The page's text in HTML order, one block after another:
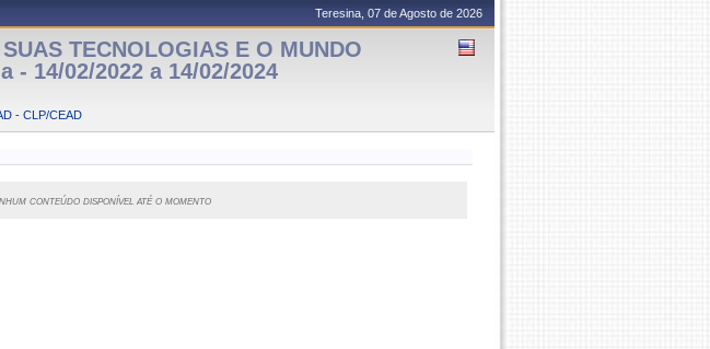
Teresina, 07 de Agosto de 2026
TECNOLOGIAS E O MUNDO
- 14/02/2022 a 14/02/2024
- CLP/CEAD
conteúdo disponível até o momento